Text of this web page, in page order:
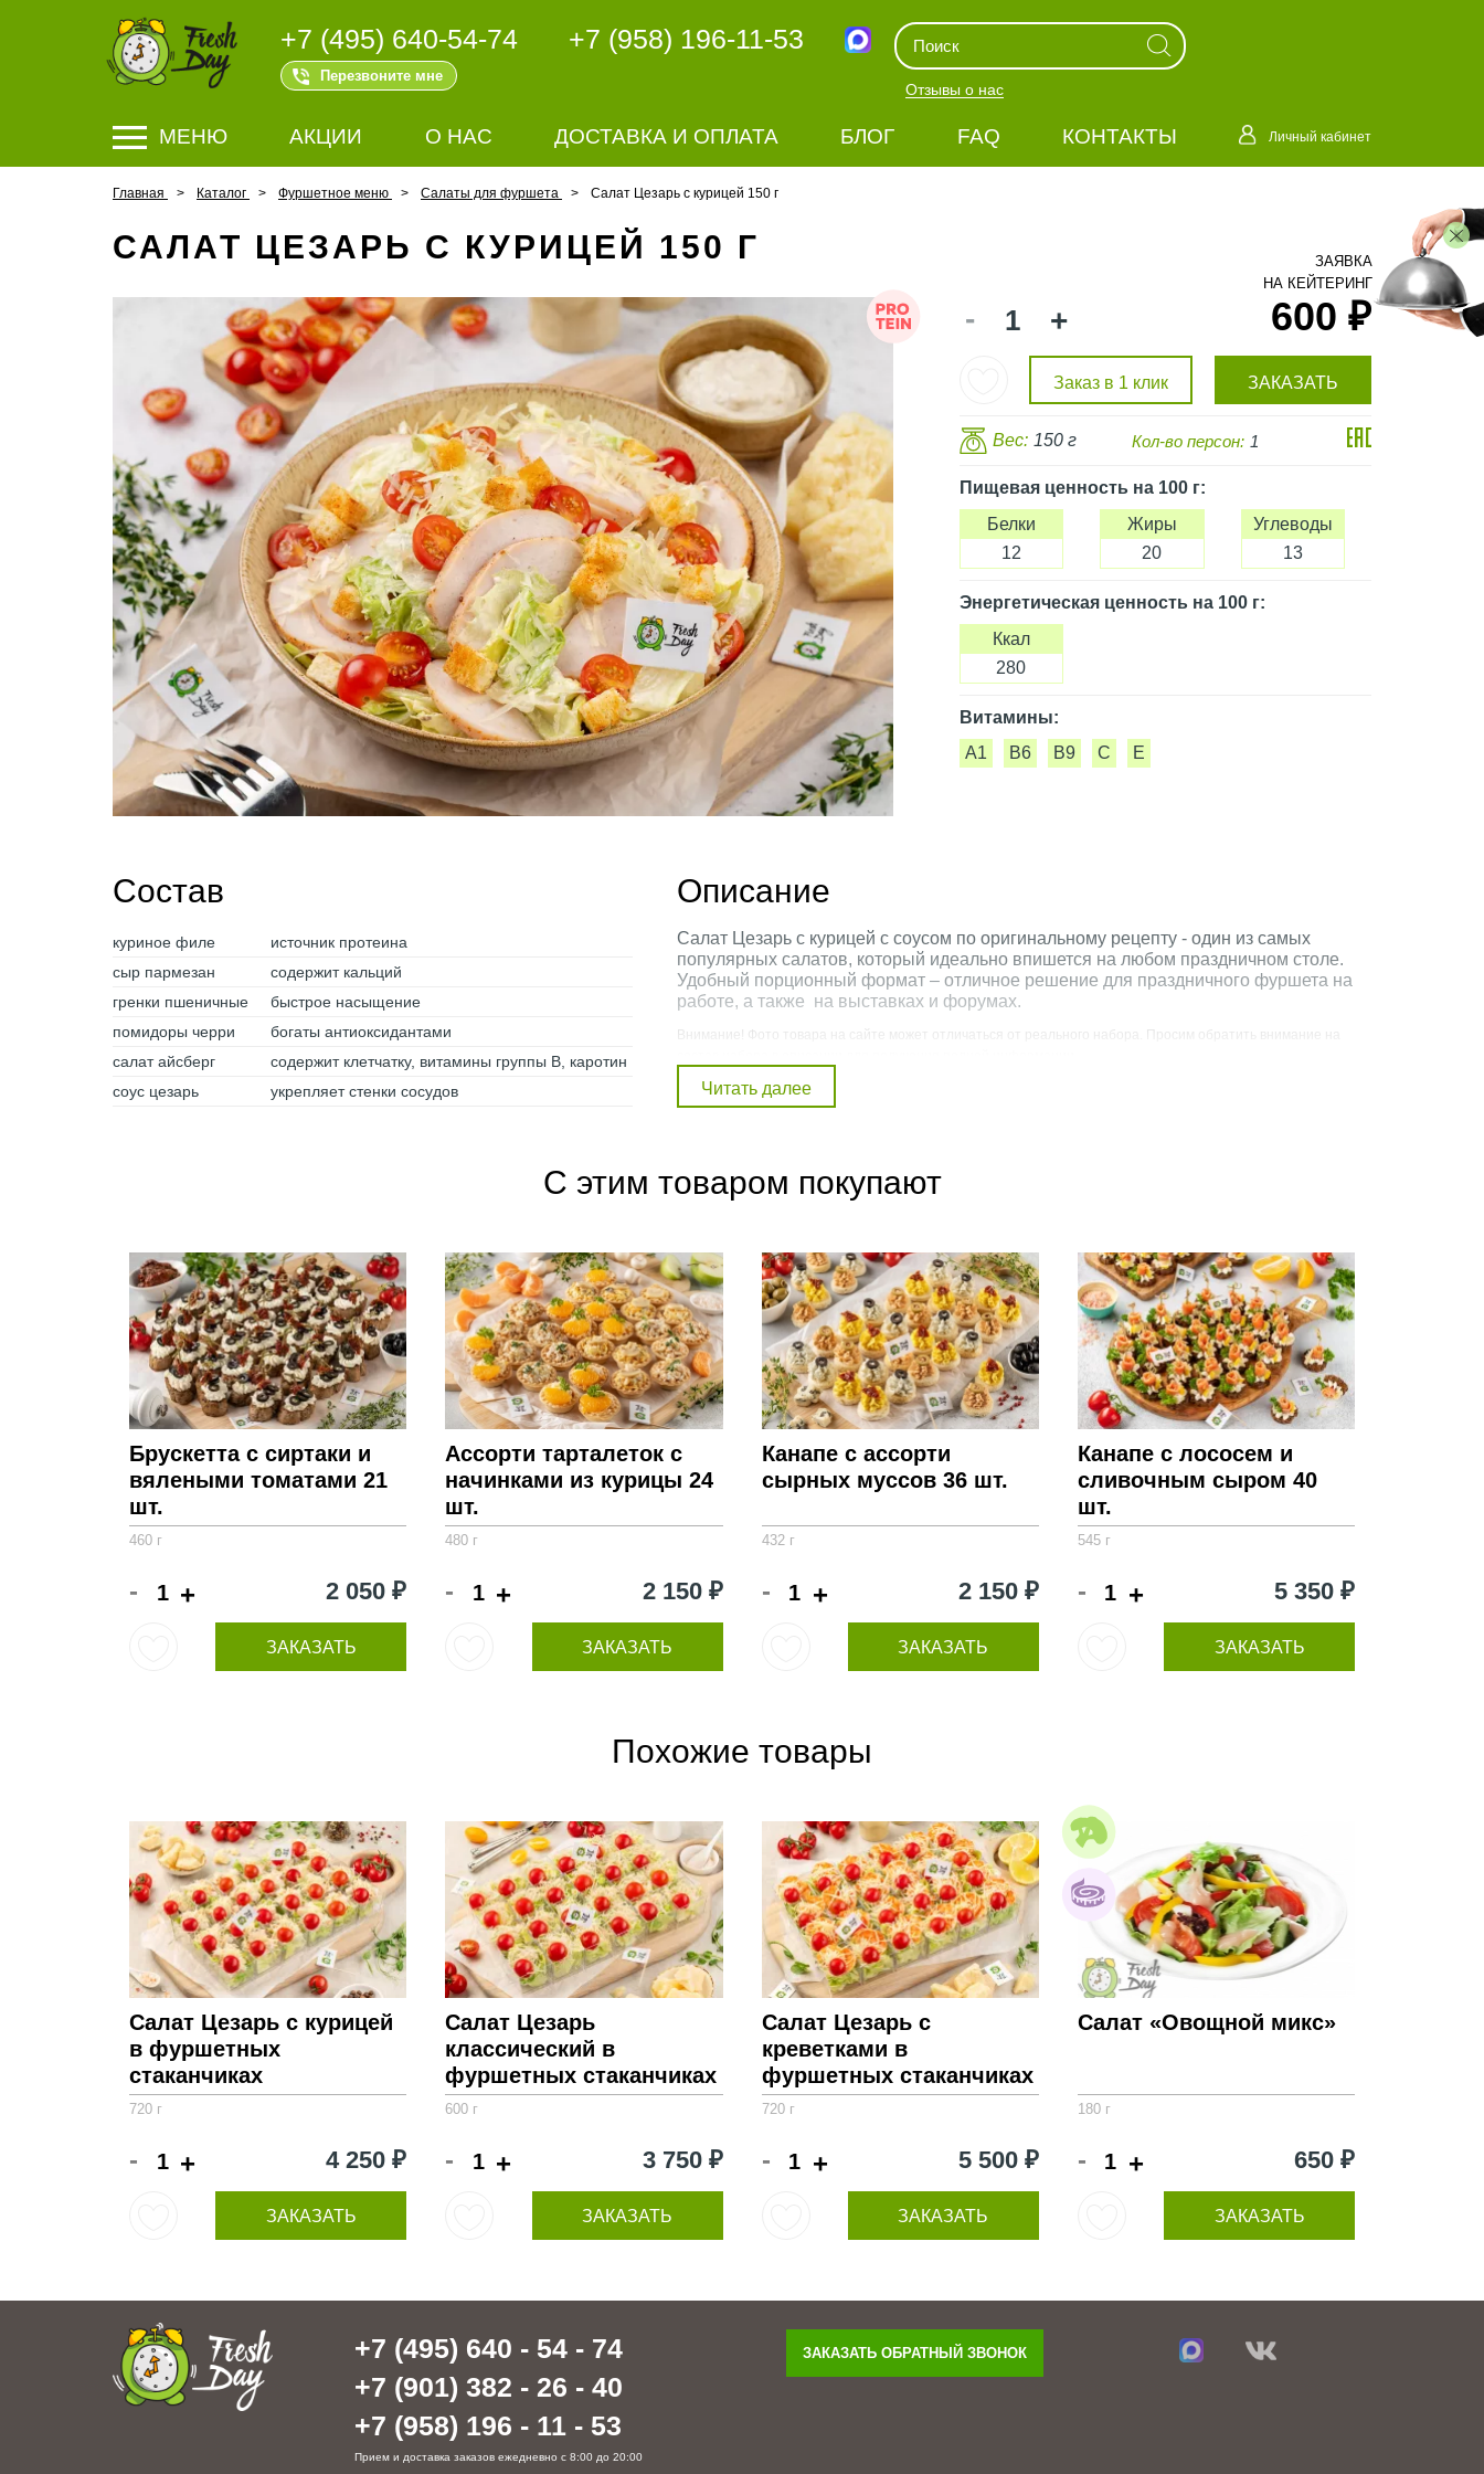
+7 (495) 640-54-74
Перезвоните мне
+7 (958) 196-11-53
Отзывы о нас
МЕНЮ АКЦИИ О НАС ДОСТАВКА И ОПЛАТА БЛОГ FAQ КОНТАКТЫ Личный кабинет
Главная Каталог Фуршетное меню Салаты для фуршета Салат Цезарь с курицей 150 г
САЛАТ ЦЕЗАРЬ С КУРИЦЕЙ 150 Г
- + 600 ₽
Заказ в 1 клик ЗАКАЗАТЬ
Вес: 150 г Кол-во персон: 1
Пищевая ценностьна 100 г:
Белки
12
Жиры
20
Углеводы
13
Энергетическая ценностьна 100 г:
Ккал
280
Витамины:
A1
B6 B9 C E
Состав
куриное филе
источник протеина
сыр пармезан
содержит кальций
гренки пшеничные
быстрое насыщение
помидоры черри
богаты антиоксидантами
салат айсберг
содержит клетчатку, витамины группы В, каротин
соус цезарь
укрепляет стенки сосудов
Описание
Салат Цезарь с курицей с соусом по оригинальному рецепту - один из самых
популярных салатов, который идеально впишется на любом праздничном столе.
Удобный порционный формат – отличное решение для праздничного фуршета на
работе, а также на выставках и форумах.
Внимание! Фото товара на сайте может отличаться от реального набора. Просим обратить внимание на
Присутствует в наборах:
С этим товаром покупают
Брускетта с сиртаки и
вялеными томатами 21
шт.
460 г
- + 2 050 ₽
ЗАКАЗАТЬ
Ассорти тарталеток с
начинками из курицы 24
шт.
480 г
- + 2 150 ₽
ЗАКАЗАТЬ
Канапе с ассорти
сырных муссов 36 шт.
432 г
- + 2 150 ₽
ЗАКАЗАТЬ
Канапе с лососем и
сливочным сыром 40
шт.
545 г
- + 5 350 ₽
ЗАКАЗАТЬ
Похожие товары
Салат Цезарь с курицей
в фуршетных
стаканчиках
720 г
- + 4 250 ₽
ЗАКАЗАТЬ
Салат Цезарь
классический в
фуршетных стаканчиках
600 г
- + 3 750 ₽
ЗАКАЗАТЬ
Салат Цезарь с
креветками в
фуршетных стаканчиках
720 г
- + 5 500 ₽
ЗАКАЗАТЬ
Салат «Овощной микс»
180 г
- + 650 ₽
ЗАКАЗАТЬ
+7 (495) 640 - 54 - 74
+7 (901) 382 - 26 - 40
+7 (958) 196 - 11 - 53
Прием и доставка заказов ежедневно с 8:00 до 20:00
ЗАКАЗАТЬ ОБРАТНЫЙ ЗВОНОК
ЗАЯВКА
НА КЕЙТЕРИНГ